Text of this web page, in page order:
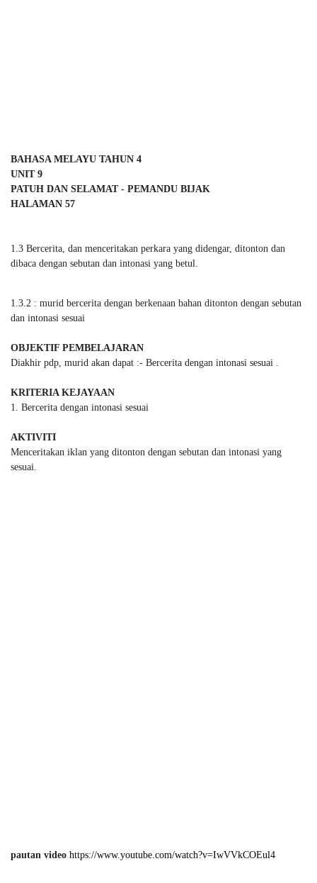
BAHASA MELAYU TAHUN 4
UNIT 9
PATUH DAN SELAMAT - PEMANDU BIJAK
HALAMAN 57
1.3 Bercerita, dan menceritakan perkara yang didengar, ditonton dan
dibaca dengan sebutan dan intonasi yang betul.
1.3.2 : murid bercerita dengan berkenaan bahan ditonton dengan sebutan
dan intonasi sesuai
OBJEKTIF PEMBELAJARAN
KRITERIA KEJAYAAN
1. Bercerita dengan intonasi sesuai
AKTIVITI
Menceritakan iklan yang ditonton dengan sebutan dan intonasi yang
sesuai.
pautan video https://www.youtube.com/watch?v=IwVVkCOEul4